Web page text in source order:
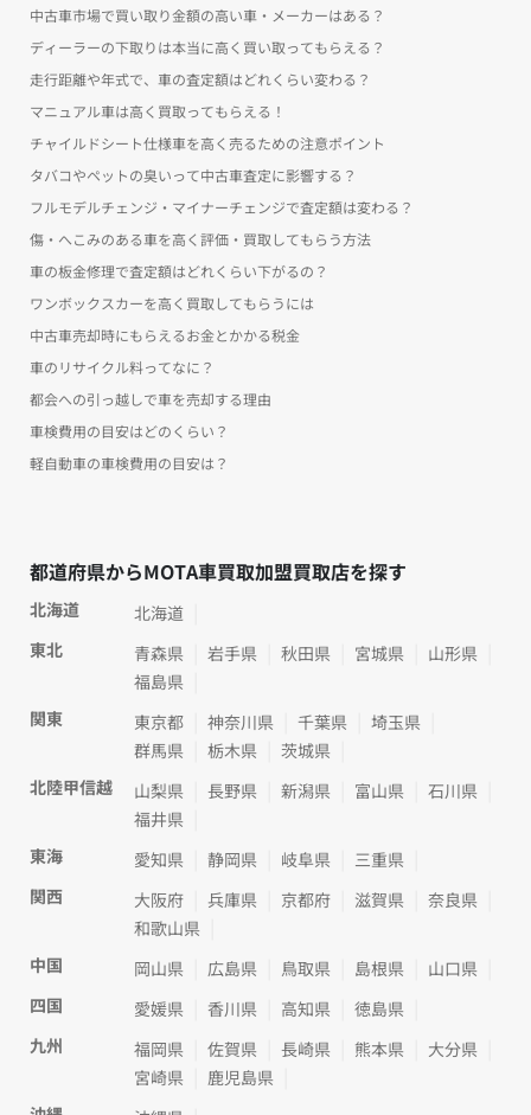
中古車市場で買い取り金額の高い車・メーカーはある？
ディーラーの下取りは本当に高く買い取ってもらえる？
走行距離や年式で、車の査定額はどれくらい変わる？
マニュアル車は高く買取ってもらえる！
チャイルドシート仕様車を高く売るための注意ポイント
タバコやペットの臭いって中古車査定に影響する？
フルモデルチェンジ・マイナーチェンジで査定額は変わる？
傷・へこみのある車を高く評価・買取してもらう方法
車の板金修理で査定額はどれくらい下がるの？
ワンボックスカーを高く買取してもらうには
中古車売却時にもらえるお金とかかる税金
車のリサイクル料ってなに？
都会への引っ越しで車を売却する理由
車検費用の目安はどのくらい？
軽自動車の車検費用の目安は？
都道府県からMOTA車買取加盟買取店を探す
北海道
北海道
東北
青森県 岩手県 秋田県 宮城県
山形県
福島県
関東
東京都 神奈川県 千葉県
埼玉県
群馬県
栃木県
茨城県
北陸甲信越
山梨県 長野県 新潟県 富山県
石川県
福井県
東海
愛知県 静岡県 岐阜県
三重県
関西
大阪府 兵庫県 京都府 滋賀県
奈良県
和歌山県
中国
岡山県 広島県 鳥取県 島根県
山口県
四国
愛媛県 香川県 高知県
徳島県
九州
福岡県 佐賀県 長崎県 熊本県
大分県
宮崎県
鹿児島県